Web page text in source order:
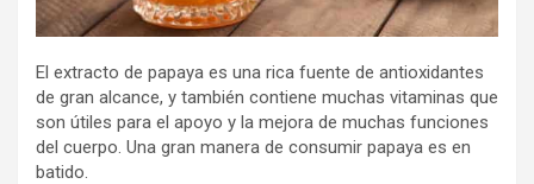
El extracto de papaya es una rica fuente de antioxidantes
de gran alcance, y también contiene muchas vitaminas que
son útiles para el apoyo y la mejora de muchas funciones
del cuerpo. Una gran manera de consumir papaya es en
batido.